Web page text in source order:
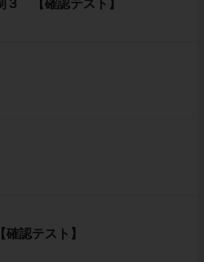
３ 【確認テスト】
認テスト】